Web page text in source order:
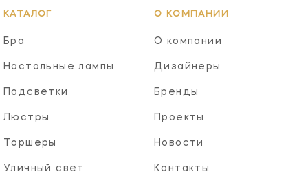
КАТАЛОГ
Бра
Настольные лампы
Подсветки
Люстры
Торшеры
Уличный свет
О КОМПАНИИ
О компании
Дизайнеры
Бренды
Проекты
Новости
Контакты